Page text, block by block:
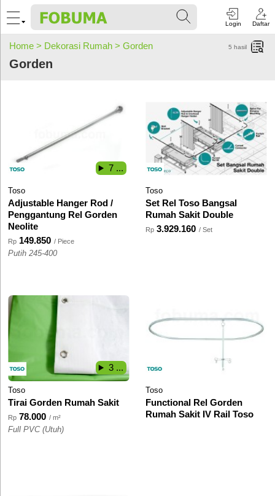
Login Daftar
Home > Dekorasi Rumah > Gorden
Gorden
5 hasil
Toso
Adjustable Hanger Rod /
Penggantung Rel Gorden
Neolite
Rp 149.850 / Piece
Putih 245-400
7 ...
Toso
Set Rel Toso Bangsal
Rumah Sakit Double
Rp 3.929.160 / Set
Toso
Tirai Gorden Rumah Sakit
Rp 78.000 / m²
Full PVC (Utuh)
3 ...
Toso
Functional Rel Gorden
Rumah Sakit IV Rail Toso